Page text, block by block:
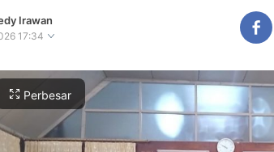
Irawan
17:34
Perbesar